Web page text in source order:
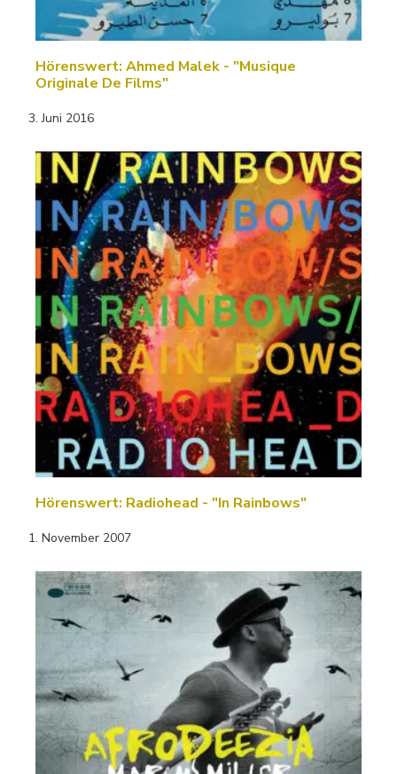
Hörenswert: Ahmed Malek - "Musique
Originale De Films"
3. Juni 2016
Hörenswert: Radiohead - "In Rainbows"
1. November 2007